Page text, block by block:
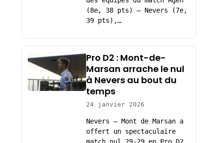
(8e, 38 pts) – Nevers (7e,
39 pts),…
Pro D2 : Mont-de-
Marsan arrache le nul
à Nevers au bout du
temps
24 janvier 2026
Nevers – Mont de Marsan a
offert un spectaculaire
match nul 29-29 en Pro D2,